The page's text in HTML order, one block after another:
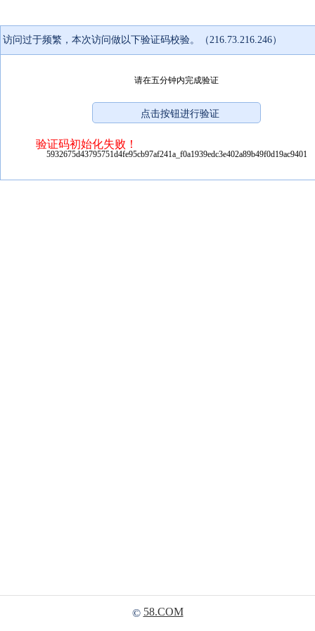
访问过于频繁，本次访问做以下验证码校验。（216.73.216.246）
请在五分钟内完成验证
验证码初始化失败！
5932675d43795751d4fe95cb97af241a_f0a1939edc3e402a89b49f0d19ac9401
© 58.COM